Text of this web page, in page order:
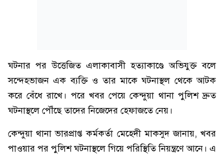
ঘটনার পর উত্তেজিত এলাকাবাসী হত্যাকাণ্ডে অভিযুক্ত বলে
সন্দেহভাজন এক ব্যক্তি ও তার মাকে ঘটনাস্থল থেকে আটক
করে বেঁধে রাখে। পরে খবর পেয়ে কেন্দুয়া থানা পুলিশ দ্রুত
ঘটনাস্থলে পৌঁছে তাদের নিজেদের হেফাজতে নেয়।
কেন্দুয়া থানা ভারপ্রাপ্ত কর্মকর্তা মেহেদী মাকসুদ জানায়, খবর
পাওয়ার পর পুলিশ ঘটনাস্থলে গিয়ে পরিস্থিতি নিয়ন্ত্রণে আনে। এ